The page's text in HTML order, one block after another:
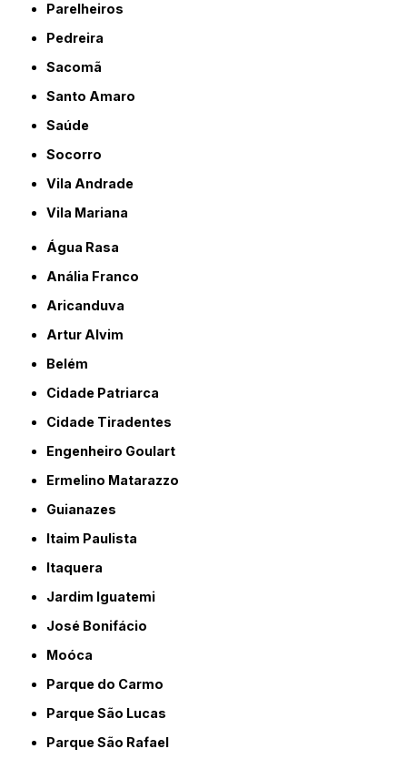
Parelheiros
Pedreira
Sacomã
Santo Amaro
Saúde
Socorro
Vila Andrade
Vila Mariana
Água Rasa
Anália Franco
Aricanduva
Artur Alvim
Belém
Cidade Patriarca
Cidade Tiradentes
Engenheiro Goulart
Ermelino Matarazzo
Guianazes
Itaim Paulista
Itaquera
Jardim Iguatemi
José Bonifácio
Moóca
Parque do Carmo
Parque São Lucas
Parque São Rafael